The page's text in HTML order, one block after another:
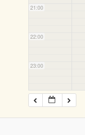
21:00
22:00
23:00